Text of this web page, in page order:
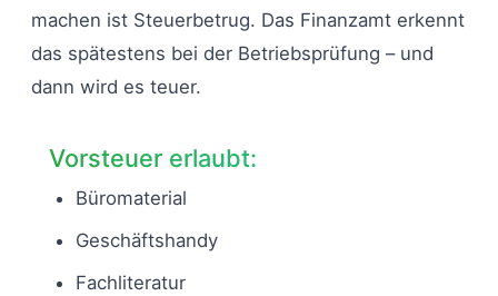
machen ist Steuerbetrug. Das Finanzamt erkennt
das spätestens bei der Betriebsprüfung – und
dann wird es teuer.
Vorsteuer erlaubt:
Büromaterial
Geschäftshandy
Fachliteratur